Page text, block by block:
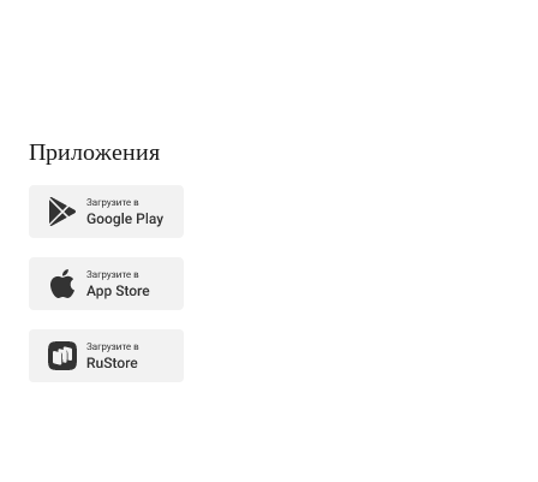
Приложения